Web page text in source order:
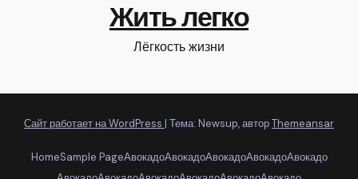
Жить легко
Лёгкость жизни
Сайт работает на WordPress | Тема: Newsup, авторThemeansar
HomeSample PageАвокадоАвокадоАвокадоАвокадоАвокадо